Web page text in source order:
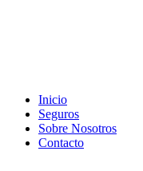
Inicio
Seguros
Sobre Nosotros
Contacto